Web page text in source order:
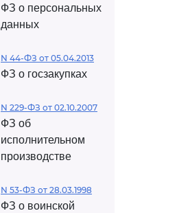
ФЗ о персональных
данных
N 44-ФЗ от 05.04.2013
ФЗ о госзакупках
N 229-ФЗ от 02.10.2007
ФЗ об
исполнительном
производстве
N 53-ФЗ от 28.03.1998
ФЗ о воинской